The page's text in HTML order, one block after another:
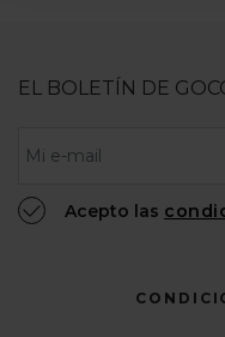
EL BOLETÍN DE
Acepto las